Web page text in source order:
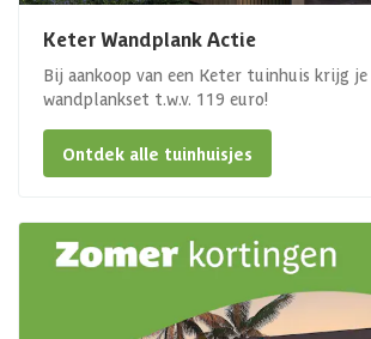
Keter Wandplank Actie
Bij aankoop van een Keter tuinhuis krijg
wandplankset t.w.v. 119 euro!
Ontdek alle tuinhuisjes